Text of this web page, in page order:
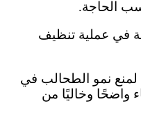
الحاجة.
في عملية تنظيف
نمو الطحالب في
واضحًا وخاليًا من